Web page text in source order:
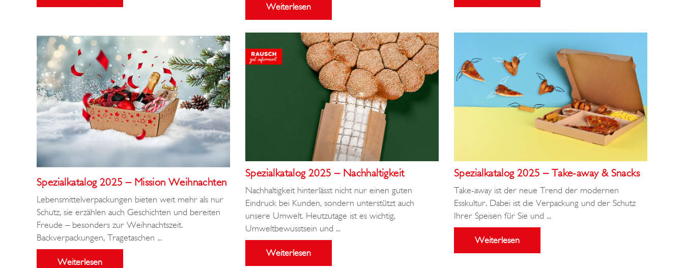
Weiterlesen
Spezialkatalog 2025 – Mission Weihnachten
Lebensmittelverpackungen bieten weit mehr als nur
Schutz, sie erzählen auch Geschichten und bereiten
Freude – besonders zur Weihnachtszeit.
Backverpackungen, Tragetaschen ...
Weiterlesen
Spezialkatalog 2025 – Nachhaltigkeit
Nachhaltigkeit hinterlässt nicht nur einen guten
Eindruck bei Kunden, sondern unterstützt auch
unsere Umwelt. Heutzutage ist es wichtig,
Umweltbewusstsein und ...
Weiterlesen
Spezialkatalog 2025 – Take-away & Snacks
Take-away ist der neue Trend der modernen
Esskultur. Dabei ist die Verpackung und der Schutz
Ihrer Speisen für Sie und ...
Weiterlesen